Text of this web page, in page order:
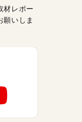
材レポー
願いしま